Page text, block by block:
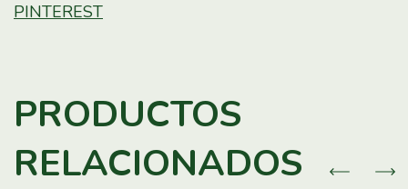
PINTEREST
PRODUCTOS
RELACIONADOS